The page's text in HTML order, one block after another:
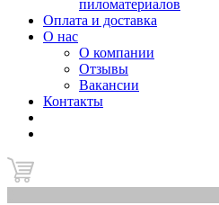
пиломатериалов
Оплата и доставка
О нас
О компании
Отзывы
Вакансии
Контакты